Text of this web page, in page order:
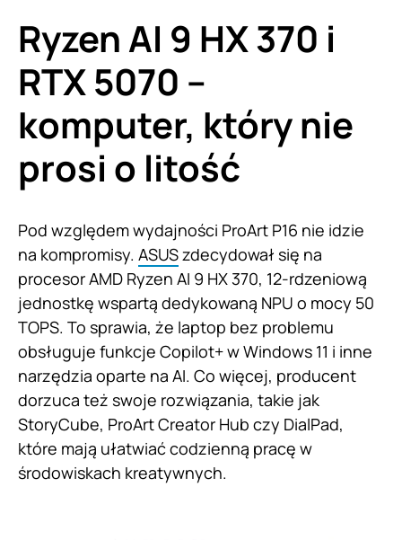
Ryzen AI 9 HX 370 i
RTX 5070 –
komputer, który nie
prosi o litość
Pod względem wydajności ProArt P16 nie idzie
na kompromisy. ASUSzdecydował się na
procesor AMD Ryzen AI 9 HX 370, 12-rdzeniową
jednostkę wspartą dedykowaną NPU o mocy 50
TOPS. To sprawia, że laptop bez problemu
obsługuje funkcje Copilot+ w Windows 11 i inne
narzędzia oparte na AI. Co więcej, producent
dorzuca też swoje rozwiązania, takie jak
StoryCube, ProArt Creator Hub czy DialPad,
które mają ułatwiać codzienną pracę w
środowiskach kreatywnych.